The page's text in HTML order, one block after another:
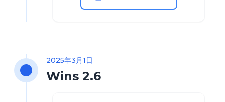
2025年3月1日
Wins 2.6